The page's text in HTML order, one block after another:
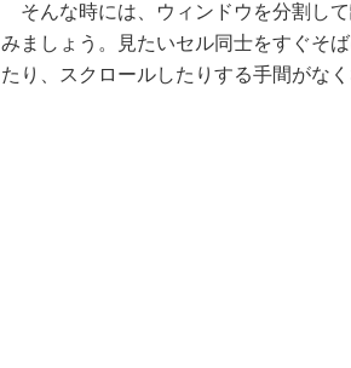
そんな時には、ウィンドウを分割し
みましょう。見たいセル同士をすぐそ
たり、スクロールしたりする手間がなく